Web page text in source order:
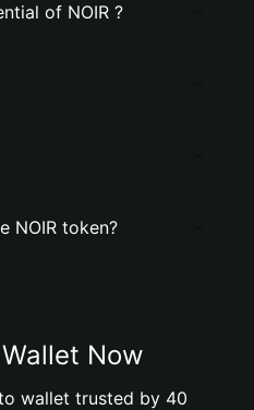
of NOIR ?
NOIR token?
Now
wallet trusted by 40